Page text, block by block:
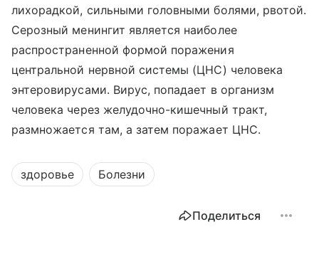
лихорадкой, сильными головными болями, рвотой.
Серозный менингит является наиболее
распространенной формой поражения
центральной нервной системы (ЦНС) человека
энтеровирусами. Вирус, попадает в организм
человека через желудочно-кишечный тракт,
размножается там, а затем поражает ЦНС.
здоровье Болезни
Поделиться